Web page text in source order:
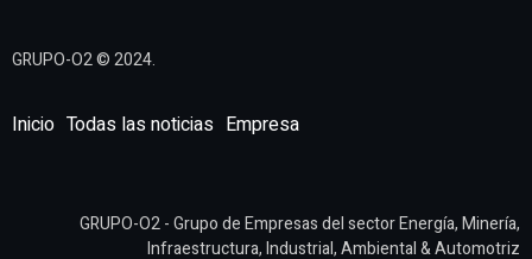
GRUPO-O2 © 2024.
Inicio Todas las noticias Empresa
GRUPO-O2 - Grupo de Empresas del sector Energía, Minería,
Infraestructura, Industrial, Ambiental & Automotriz